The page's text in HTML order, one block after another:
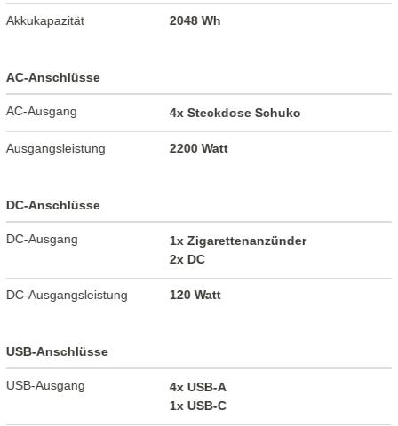
Akkukapazität 2048 Wh
AC-Anschlüsse
AC-Ausgang 4x Steckdose Schuko
Ausgangsleistung 2200 Watt
DC-Anschlüsse
DC-Ausgang
1x Zigarettenanzünder
2x DC
DC-Ausgangsleistung 120 Watt
USB-Anschlüsse
USB-Ausgang
4x USB-A
1x USB-C